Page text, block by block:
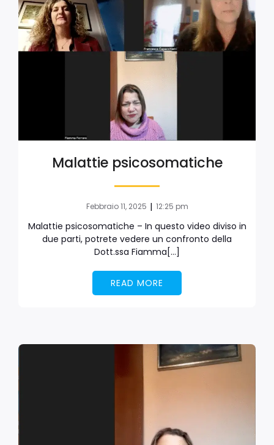
Malattie psicosomatiche
Febbraio 11, 2025 | 12:25 pm
Malattie psicosomatiche – In questo video diviso in
due parti, potrete vedere un confronto della
Dott.ssa Fiamma[…]
READ MORE